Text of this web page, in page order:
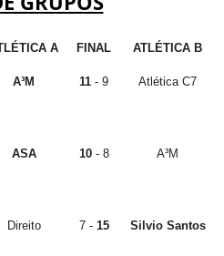
A FINAL ATLÉTICA B
A³M 11 - 9 Atlética C7
ASA 10- 8 A³M
Direito 7 - 15 Silvio Santos